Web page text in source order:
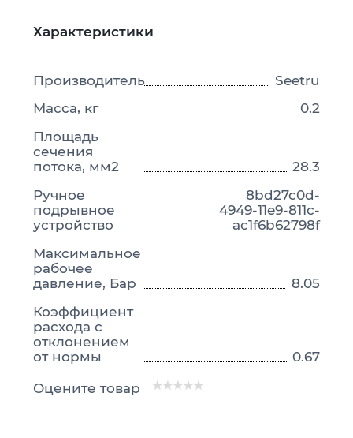
Характеристики
Производитель
Seetru
Масса, кг
0.2
Площадь
сечения
потока, мм2
28.3
Ручное
подрывное
устройство
8bd27c0d-
4949-11e9-811c-
ac1f6b62798f
Максимальное
рабочее
давление, Бар
8.05
Коэффициент
расхода с
отклонением
от нормы
0.67
Оцените товар